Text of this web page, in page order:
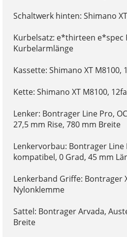
Schaltwerk hinten: Shimano
Kurbelsatz: e*thirteen e*spec
Kurbelarmlänge
Kassette: Shimano XT M8100,
Kette: Shimano XT M8100,
Lenker: Bontrager Line Pro,
27,5 mm Rise, 780 mm Breite
Lenkervorbau: Bontrager Line
kompatibel, 0 Grad, 45 mm
Lenkerband Griffe: Bontrager
Nylonklemme
Sattel: Bontrager Arvada,
Breite